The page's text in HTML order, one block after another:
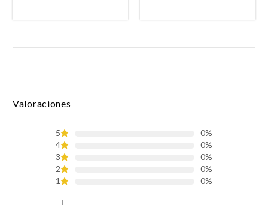
Valoraciones
5
0%
4
0%
3
0%
2
0%
1
0%